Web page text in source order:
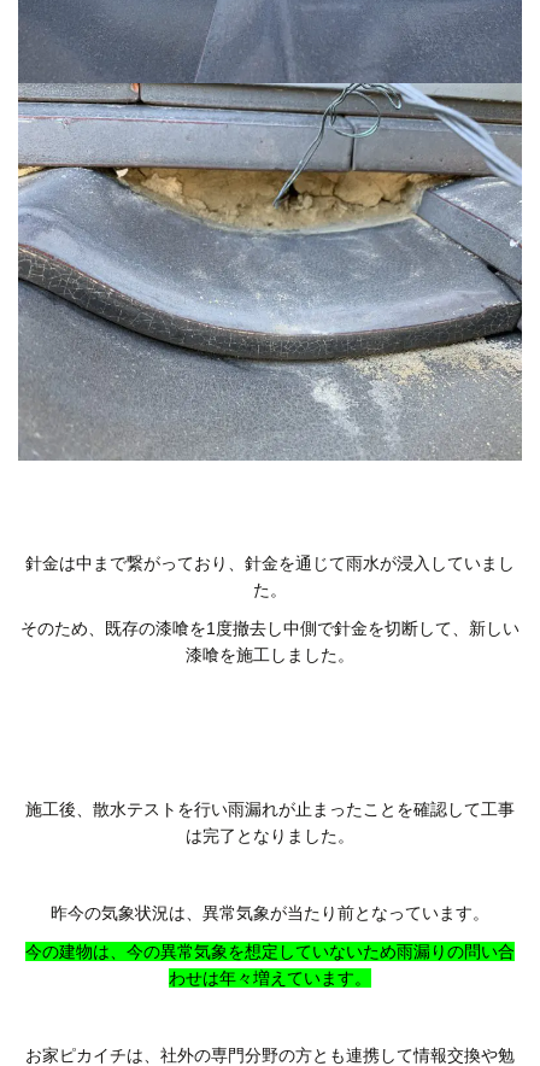
針金は中まで繋がっており、針金を通じて雨水が浸入していまし
た。
そのため、既存の漆喰を1度撤去し中側で針金を切断して、新しい
漆喰を施工しました。
施工後、散水テストを行い雨漏れが止まったことを確認して工事
は完了となりました。
昨今の気象状況は、異常気象が当たり前となっています。
今の建物は、今の異常気象を想定していないため雨漏りの問い合
わせは年々増えています。
お家ピカイチは、社外の専門分野の方とも連携して情報交換や勉